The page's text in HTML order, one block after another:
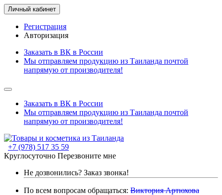
Личный кабинет
Регистрация
Авторизация
Заказать в ВК в России
Мы отправляем продукцию из Таиланда почтой
напрямую от производителя!
Заказать в ВК в России
Мы отправляем продукцию из Таиланда почтой
напрямую от производителя!
+7 (978) 517 35 59
Круглосуточно Перезвоните мне
Не дозвонились? Заказ звонка!
По всем вопросам обращаться: Виктория Артюхова